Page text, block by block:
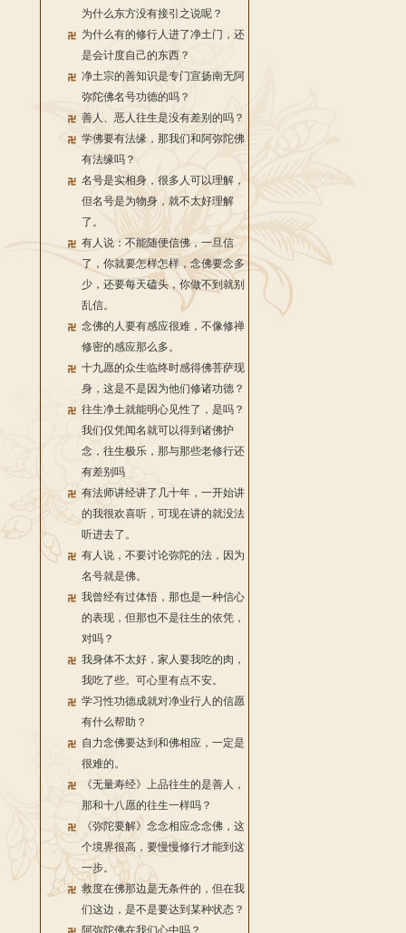
为什么东方没有接引之说呢？
为什么有的修行人进了净土门，还
是会计度自己的东西？
净土宗的善知识是专门宣扬南无阿
弥陀佛名号功德的吗？
善人、恶人往生是没有差别的吗？
学佛要有法缘，那我们和阿弥陀佛
有法缘吗？
名号是实相身，很多人可以理解，
但名号是为物身，就不太好理解
了。
有人说：不能随便信佛，一旦信
了，你就要怎样怎样，念佛要念多
少，还要每天磕头，你做不到就别
乱信。
念佛的人要有感应很难，不像修禅
修密的感应那么多。
十九愿的众生临终时感得佛菩萨现
身，这是不是因为他们修诸功德？
往生净土就能明心见性了，是吗？
我们仅凭闻名就可以得到诸佛护
念，往生极乐，那与那些老修行还
有差别吗
有法师讲经讲了几十年，一开始讲
的我很欢喜听，可现在讲的就没法
听进去了。
有人说，不要讨论弥陀的法，因为
名号就是佛。
我曾经有过体悟，那也是一种信心
的表现，但那也不是往生的依凭，
对吗？
我身体不太好，家人要我吃的肉，
我吃了些。可心里有点不安。
学习性功德成就对净业行人的信愿
有什么帮助？
自力念佛要达到和佛相应，一定是
很难的。
《无量寿经》上品往生的是善人，
那和十八愿的往生一样吗？
《弥陀要解》念念相应念念佛，这
个境界很高，要慢慢修行才能到这
一步。
救度在佛那边是无条件的，但在我
们这边，是不是要达到某种状态？
阿弥陀佛在我们心中吗？